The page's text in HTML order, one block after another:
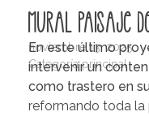
noviembre 13, 2025
Categoría principal
Mural paisaje
En este último
intervenir un
como trastero en
reformando toda la